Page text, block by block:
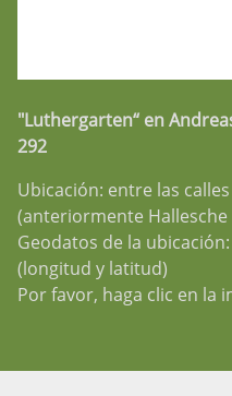
"Luthergarten“ en
292
Ubicación: entre las
(anteriormente Hallesche
Geodatos de la
(longitud y latitud)
Por favor, haga clic en la